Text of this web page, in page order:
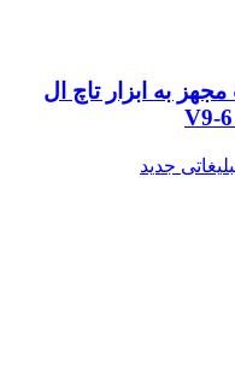
16 گیگابایت مجهز به ابزار تاچ ال
جدید